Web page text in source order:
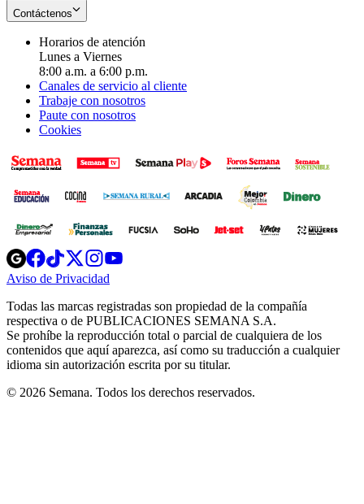
Contáctenos
Horarios de atención
Lunes a Viernes
8:00 a.m. a 6:00 p.m.
Canales de servicio al cliente
Trabaje con nosotros
Paute con nosotros
Cookies
Opens
in
new
Opens
in
new
Opens
in
new
window
Opens
new
windowwindow
Aviso de Privacidad
new
window
Todas las marcas registradas son propiedad de la compañía
respectiva o de PUBLICACIONES SEMANA S.A.
Se prohíbe la reproducción total o parcial de cualquiera de los
contenidos que aquí aparezca, así como su traducción a cualquier
idioma sin autorización escrita por su titular.
© 2026 Semana. Todos los derechos reservados.